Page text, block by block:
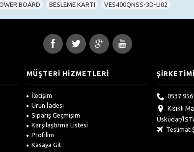
BOARD BESLEME KARTI VES400QNSS-3D-U02
MÜŞTERİ HİZMETLERİ
İletişim
Ürün İadesi
Sipariş Geçmişim
Karşılaştırma Listesi
Profilim
Kasaya Git
0537 956
Kısıklı
Üsküdar/
Teslimat